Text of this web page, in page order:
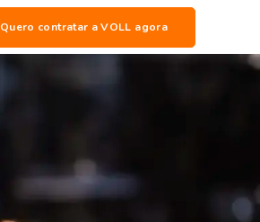
Quero contratar a VOLL agora